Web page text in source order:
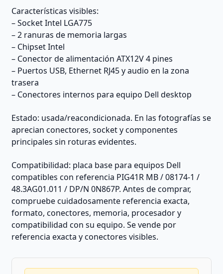
Características visibles:
– Socket Intel LGA775
– 2 ranuras de memoria largas
– Chipset Intel
– Conector de alimentación ATX12V 4 pines
– Puertos USB, Ethernet RJ45 y audio en la zona
trasera
– Conectores internos para equipo Dell desktop
Estado: usada/reacondicionada. En las fotografías se
aprecian conectores, socket y componentes
principales sin roturas evidentes.
Compatibilidad: placa base para equipos Dell
compatibles con referencia PIG41R MB / 08174-1 /
48.3AG01.011 / DP/N 0N867P. Antes de comprar,
compruebe cuidadosamente referencia exacta,
formato, conectores, memoria, procesador y
compatibilidad con su equipo. Se vende por
referencia exacta y conectores visibles.